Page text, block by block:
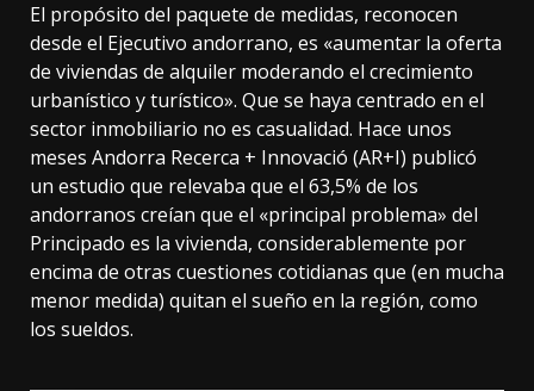
El propósito del paquete de medidas, reconocen
desde el Ejecutivo andorrano, es «aumentar la oferta
de viviendas de alquiler moderando el crecimiento
urbanístico y turístico». Que se haya centrado en el
sector inmobiliario no es casualidad. Hace unos
meses Andorra Recerca + Innovació (AR+I) publicó
un estudio que relevaba que el 63,5% de los
andorranos creían que el «principal problema» del
Principado es la vivienda, considerablemente por
encima de otras cuestiones cotidianas que (en mucha
menor medida) quitan el sueño en la región, como
los sueldos.